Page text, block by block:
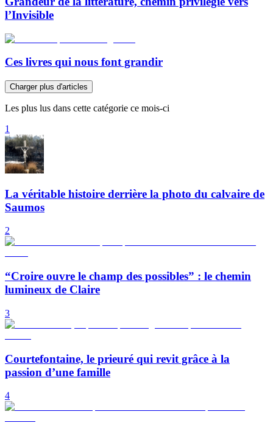
l’Invisible
Ces livres qui nous font grandir
Charger plus d'articles
Les plus lus dans cette catégorie ce mois-ci
1
La véritable histoire derrière la photo du calvaire de
Saumos
2
“Croire ouvre le champ des possibles” : le chemin
lumineux de Claire
3
Courtefontaine, le prieuré qui revit grâce à la
passion d’une famille
4